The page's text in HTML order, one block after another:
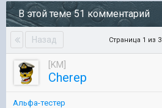
В этой теме 51 комментарий
Назад Страница 1 из 3
[KM]
Cherep
Альфа-тестер